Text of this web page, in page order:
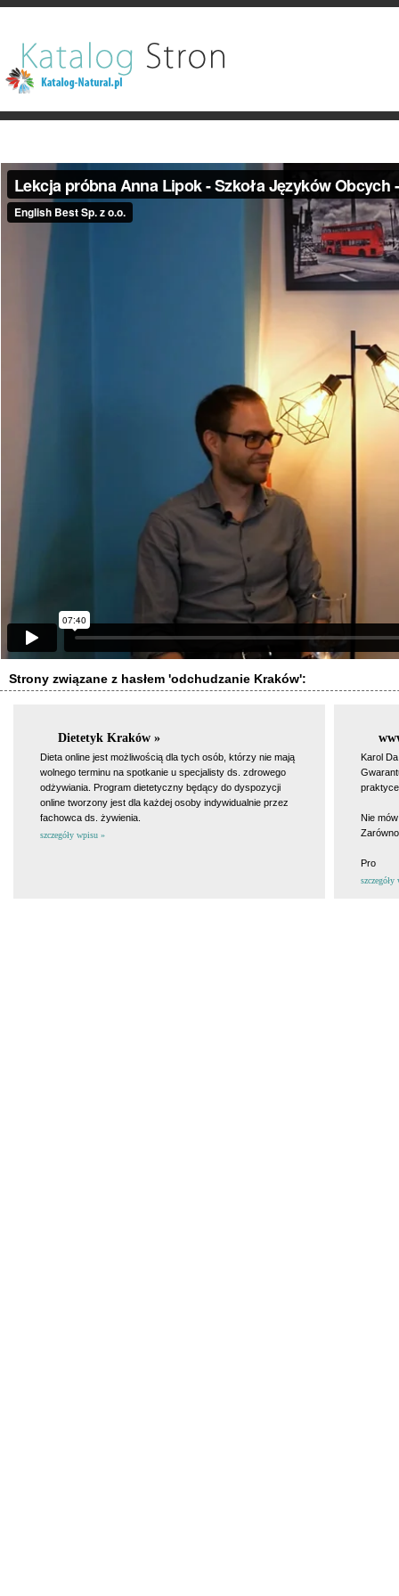
Strony związane z hasłem 'odchudzanie Kraków':
Dietetyk Kraków »
Dieta online jest możliwością dla tych osób, którzy nie mają
wolnego terminu na spotkanie u specjalisty ds. zdrowego
odżywiania. Program dietetyczny będący do dyspozycji
online tworzony jest dla każdej osoby indywidualnie przez
fachowca ds. żywienia.
szczegóły wpisu »
Karol
Nie
Pro